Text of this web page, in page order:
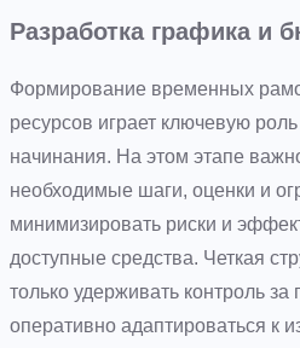
Разработка графика и
Формирование временных
ресурсов играет ключевую
начинания. На этом этапе
необходимые шаги, оценки и
минимизировать риски и
доступные средства. Четкая
только удерживать контроль
оперативно адаптироваться к